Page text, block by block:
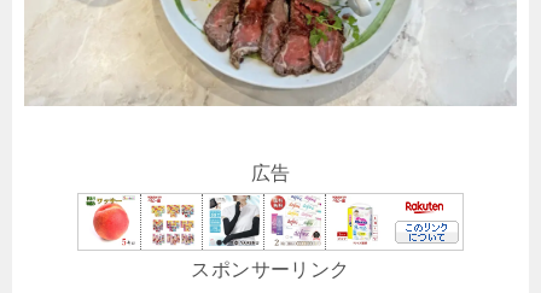
広告
スポンサーリンク